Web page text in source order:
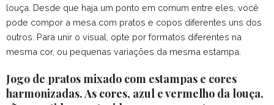
louça. Desde que haja um ponto em comum entre eles, você
pode compor a mesa com pratos e copos diferentes uns dos
outros. Para unir o visual, opte por formatos diferentes na
mesma cor, ou pequenas variações da mesma estampa.
Jogo de pratos mixado com estampas e cores
harmonizadas. As cores, azul e vermelho da louça,